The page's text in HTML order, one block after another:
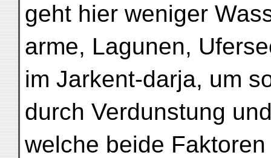
geht hier weniger
arme, Lagunen,
im Jarkent-darja, um
durch Verdunstung
welche beide